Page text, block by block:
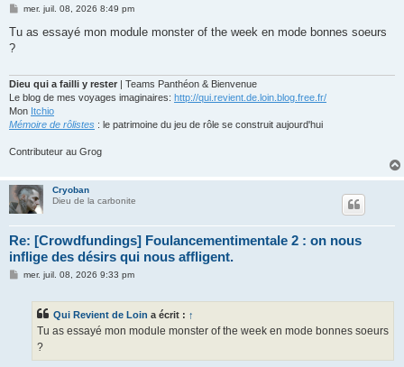
M
s
mer. juil. 08, 2026 8:49 pm
Tu as essayé mon module monster of the week en mode bonnes soeurs
?
Dieu qui a failli y rester
| Teams Panthéon & Bienvenue
Le blog de mes voyages imaginaires: http://qui.revient.de.loin.blog.free.fr/
Mon Itchio
Mémoire de rôlistes : le patrimoine du jeu de rôle se construit aujourd'hui
Contributeur au Grog
Cryoban
Dieu de la carbonite
Re: [Crowdfundings] Foulancementimentale 2 : on nous
inflige des désirs qui nous affligent.
Mmer. juil. 08, 2026 9:33 pm
Qui Revient de Loin a écrit : ↑
Tu as essayé mon module monster of the week en mode bonnes soeurs
?